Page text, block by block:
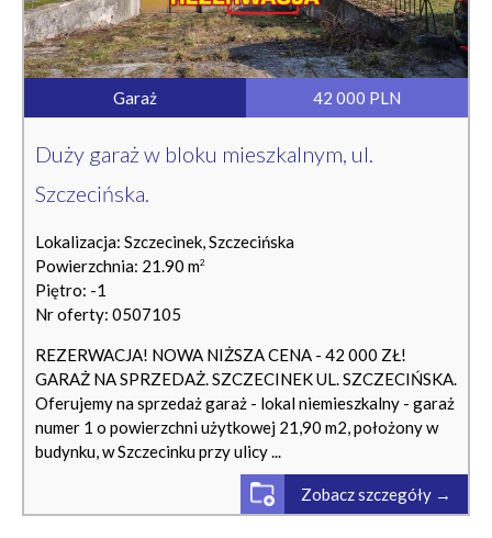
Garaż 42 000 PLN
Duży garaż w bloku mieszkalnym, ul.
Szczecińska.
Lokalizacja: Szczecinek, Szczecińska
Powierzchnia: 21.90 m2
Piętro: -1
Nr oferty: 0507105
REZERWACJA! NOWA NIŻSZA CENA - 42 000 ZŁ!
GARAŻ NA SPRZEDAŻ. SZCZECINEK UL. SZCZECIŃSKA.
Oferujemy na sprzedaż garaż - lokal niemieszkalny - garaż
numer 1 o powierzchni użytkowej 21,90 m2, położony w
budynku, w Szczecinku przy ulicy ...
Zobacz szczegóły →